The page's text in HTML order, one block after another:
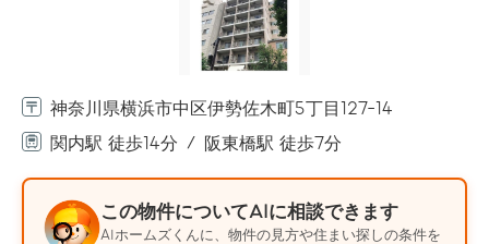
神奈川県横浜市中区伊勢佐木町5丁目127-14
関内駅 徒歩14分
阪東橋駅 徒歩7分
この物件についてAIに相談できます
AIホームズくんに、物件の見方や住まい探しの条件を